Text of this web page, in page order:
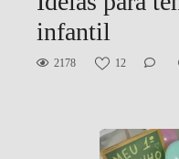
infantil
2178 12